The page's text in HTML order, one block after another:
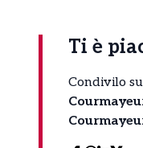
Ti è
Condivilo